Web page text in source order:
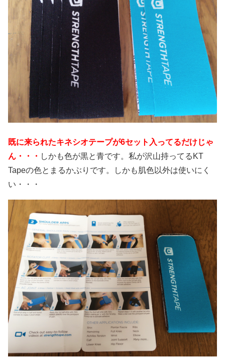
既に来られたキネシオテープが6セット入ってるだけじゃ
ん・・・ しかも色が黒と青です。私が沢山持ってるKT
Tapeの色とまるかぶりです。しかも肌色以外は使いにく
い・・・